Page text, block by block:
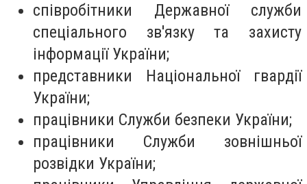
співробітники Державної служби
спеціального зв'язку та захисту
інформації України;
представники Національної гвардії
України;
працівники Служби безпеки України;
працівники Служби зовнішньої
розвідки України;